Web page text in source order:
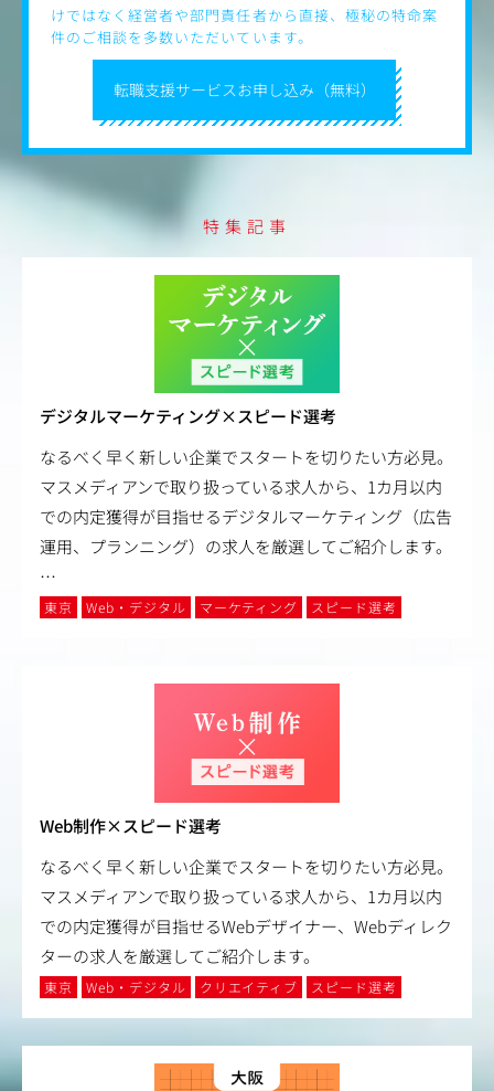
転職支援サービスお申し込み（無料）
けではなく経営者や部門責任者から直接、極秘の特命案
件のご相談を多数いただいています。
特集記事
デジタルマーケティング×スピード選考
なるべく早く新しい企業でスタートを切りたい方必見。
マスメディアンで取り扱っている求人から、1カ月以内
での内定獲得が目指せるデジタルマーケティング（広告
運用、プランニング）の求人を厳選してご紹介します。
…
東京 Web・デジタル マーケティング スピード選考
Web制作×スピード選考
なるべく早く新しい企業でスタートを切りたい方必見。
マスメディアンで取り扱っている求人から、1カ月以内
での内定獲得が目指せるWebデザイナー、Webディレク
ターの求人を厳選してご紹介します。
東京 Web・デジタル クリエイティブ スピード選考